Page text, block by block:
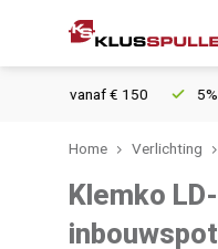
vanaf € 150 5% extra
Home Verlichting
Klemko